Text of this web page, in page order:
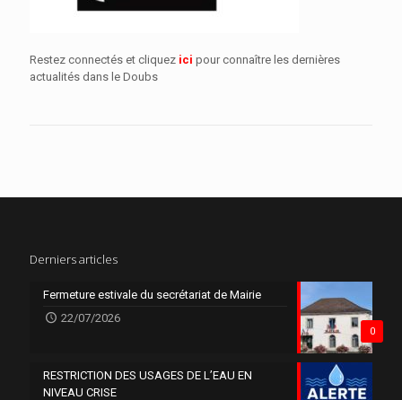
Restez connectés et cliquez ici pour connaître les dernières
actualités dans le Doubs
Derniers articles
0
Fermeture estivale du secrétariat de Mairie
22/07/2026
RESTRICTION DES USAGES DE L’EAU EN
NIVEAU CRISE